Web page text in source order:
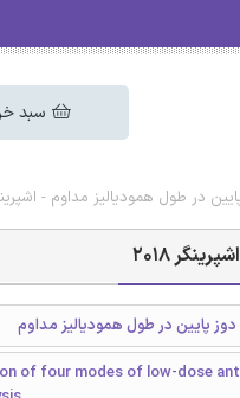
سبد
در طول همودیالیز مداوم - اشپرینگر
2018
پایین در طول همودیالیز مداوم
of four modes of low-dose